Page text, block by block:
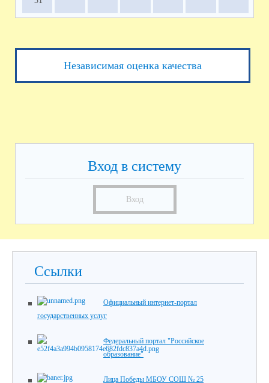
Независимая оценка качества
Вход в систему
Вход
Ссылки
Официальный интернет-портал
государственных услуг
Федеральный портал "Российское
образование"
Лица Победы МБОУ СОШ № 25